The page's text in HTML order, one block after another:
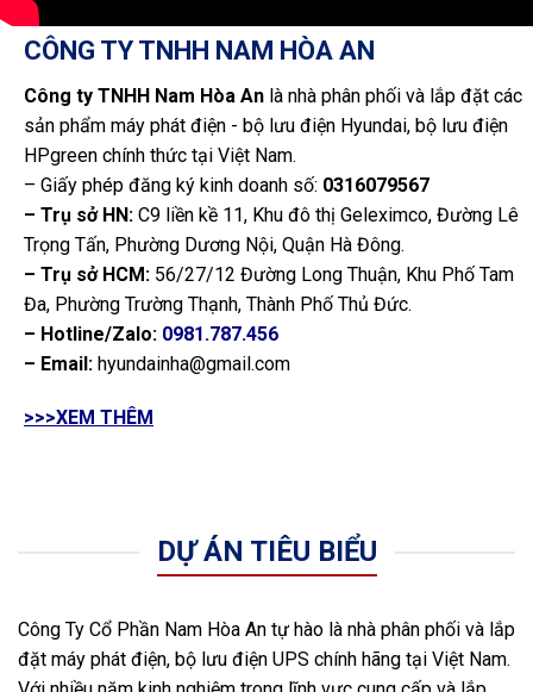
CÔNG TY TNHH NAM HÒA AN
Công ty TNHH Nam Hòa An là nhà phân phối và lắp đặt các
sản phẩm máy phát điện - bộ lưu điện Hyundai, bộ lưu điện
HPgreen chính thức tại Việt Nam.
– Giấy phép đăng ký kinh doanh số: 0316079567
– Trụ sở HN: C9 liền kề 11, Khu đô thị Geleximco, Đường Lê
Trọng Tấn, Phường Dương Nội, Quận Hà Đông.
– Trụ sở HCM: 56/27/12 Đường Long Thuận, Khu Phố Tam
Đa, Phường Trường Thạnh, Thành Phố Thủ Đức.
– Hotline/Zalo: 0981.787.456
– Email: hyundainha@gmail.com
>>>XEM THÊM
DỰ ÁN TIÊU BIỂU
Công Ty Cổ Phần Nam Hòa An tự hào là nhà phân phối và lắp
đặt máy phát điện, bộ lưu điện UPS chính hãng tại Việt Nam.